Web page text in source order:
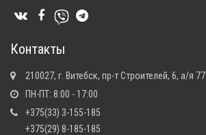
Контакты
210027, г. Витебск, пр-т Строителей, 6, а/я 77
ПН-ПТ: 8:00 - 17:00
+375(33) 3-155-185
+375(29) 8-185-185